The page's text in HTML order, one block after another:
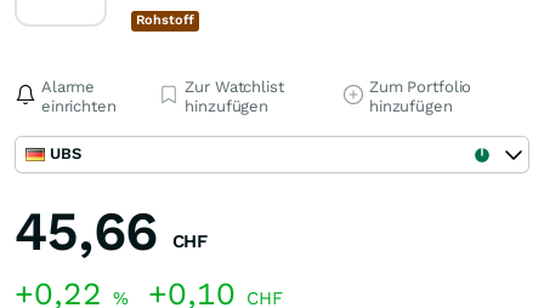
Rohstoff
Alarme
einrichten
Zur Watchlist
hinzufügen
Zum Portfolio
hinzufügen
UBS
45,66 CHF
+0,22 % +0,10 CHF